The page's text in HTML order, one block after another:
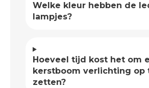
Welke kleur hebben de
lampjes?
Hoeveel tijd kost het om
kerstboom verlichting op
zetten?